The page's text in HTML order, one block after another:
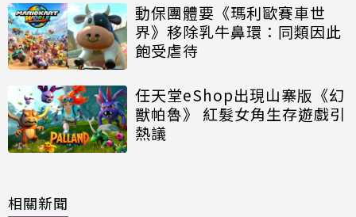
動保團體要《瑪利歐賽車世
界》移除乳牛鼻環：同類因此
飽受虐待
任天堂eShop出現山寨版《幻
獸帕魯》 紅髮女角生存遊戲引
熱議
相關新聞